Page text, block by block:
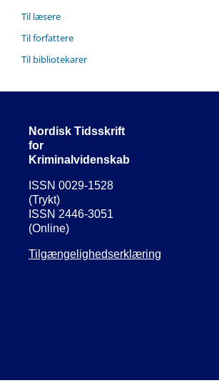
Til læsere
Til forfattere
Til bibliotekarer
Nordisk Tidsskrift
for
Kriminalvidenskab
ISSN 0029-1528
(Trykt)
ISSN 2446-3051
(Online)
Tilgængelighedserklæring